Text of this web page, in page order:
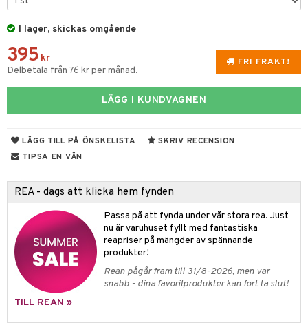
I lager, skickas omgående
FRI FRAKT!
395 kr
Delbetala från 76 kr per månad.
LÄGG I KUNDVAGNEN
LÄGG TILL PÅ ÖNSKELISTA
SKRIV RECENSION
TIPSA EN VÄN
REA - dags att klicka hem fynden
Passa på att fynda under vår stora rea. Just
nu är varuhuset fyllt med fantastiska
reapriser på mängder av spännande
produkter!
Rean pågår fram till 31/8-2026, men var
snabb - dina favoritprodukter kan fort ta slut!
TILL REAN »
hy
Dagcreme
/ Kajal
up
utan sol
& tvål
Set
& Baby
& Rumsdoft
de cologne
de parfum
de toilettetrimmers
produkter
utan sol
utan sol
& tvål
shave balm
shave lotion
de cologne
de toilette
1: Rengöring
svar